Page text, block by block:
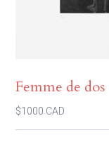
Femme de dos
$1000 CAD